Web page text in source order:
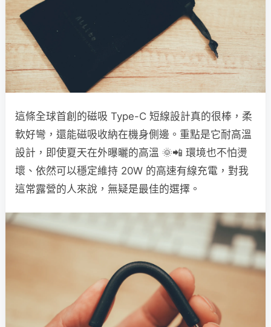
這條全球首創的磁吸 Type-C 短線設計真的很棒，柔
軟好彎，還能磁吸收納在機身側邊。重點是它耐高溫
設計，即使夏天在外曝曬的高溫 🌞📲 環境也不怕燙
壞、依然可以穩定維持 20W 的高速有線充電，對我
這常露營的人來說，無疑是最佳的選擇。